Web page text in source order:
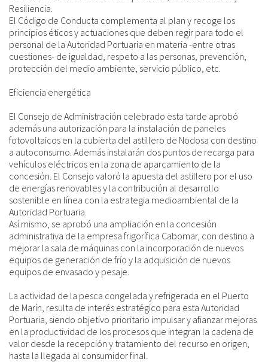
Resiliencia.
El Código de Conducta complementa al plan y recoge los
principios éticos y actuaciones que deben regir para todo el
personal de la Autoridad Portuaria en materia -entre otras
cuestiones- de igualdad, respeto a las personas, prevención,
protección del medio ambiente, servicio público, etc.
Eficiencia energética
El Consejo de Administración celebrado esta tarde aprobó
además una autorización para la instalación de paneles
fotovoltaicos en la cubierta del astillero de Nodosa con destino
a autoconsumo. Además instalarán dos puntos de recarga para
vehículos eléctricos en la zona de aparcamiento de la
concesión. El Consejo valoró la apuesta del astillero por el uso
de energías renovables y la contribución al desarrollo
sostenible en línea con la estrategia medioambiental de la
Autoridad Portuaria.
Así mismo, se aprobó una ampliación en la concesión
administrativa de la empresa frigorífica Cabomar, con destino a
mejorar la sala de máquinas con la incorporación de nuevos
equipos de generación de frío y la adquisición de nuevos
equipos de envasado y pesaje.
La actividad de la pesca congelada y refrigerada en el Puerto
de Marín, resulta de interés estratégico para esta Autoridad
Portuaria, siendo objetivo prioritario impulsar y afianzar mejoras
en la productividad de los procesos que integran la cadena de
valor desde la recepción y tratamiento del recurso en origen,
hasta la llegada al consumidor final.